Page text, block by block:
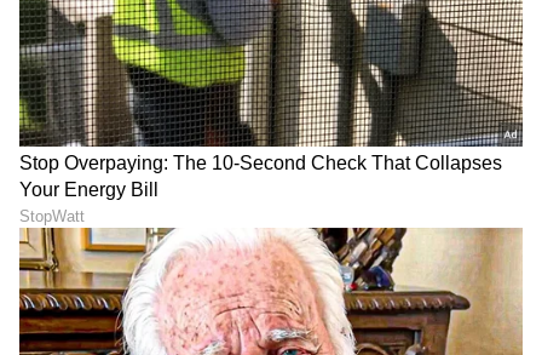
ABOUT THE AUTHOR
PD Pavna Das